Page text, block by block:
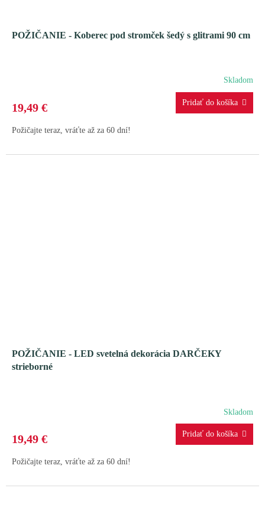
POŽIČANIE - Koberec pod stromček šedý s glitrami 90 cm
Skladom
19,49 €
Požičajte teraz, vráťte až za 60 dní!
POŽIČANIE - LED svetelná dekorácia DARČEKY
strieborné
Skladom
19,49 €
Požičajte teraz, vráťte až za 60 dní!